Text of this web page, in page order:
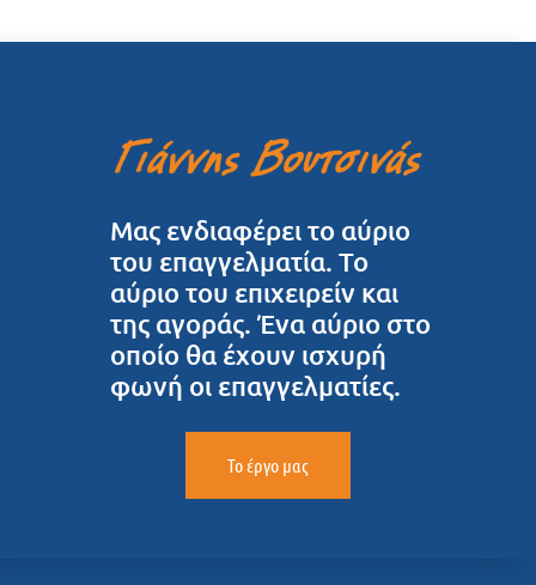
Μας ενδιαφέρει το αύριο
του επαγγελματία. Το
αύριο του επιχειρείν και
της αγοράς. Ένα αύριο στο
οποίο θα έχουν ισχυρή
φωνή οι επαγγελματίες.
Το έργο μας